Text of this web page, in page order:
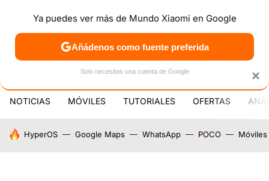
PATROCINA
MENÚ NUEVO
NOTICIAS MÓVILES TUTORIALES OFERTAS
HOY SE HABLA DE
HyperOS Google Maps WhatsApp POCO Móviles
×
Ya puedes ver más de Mundo Xiaomi en Google
Añádenos como fuente preferida
Solo necesitas una cuenta de Google